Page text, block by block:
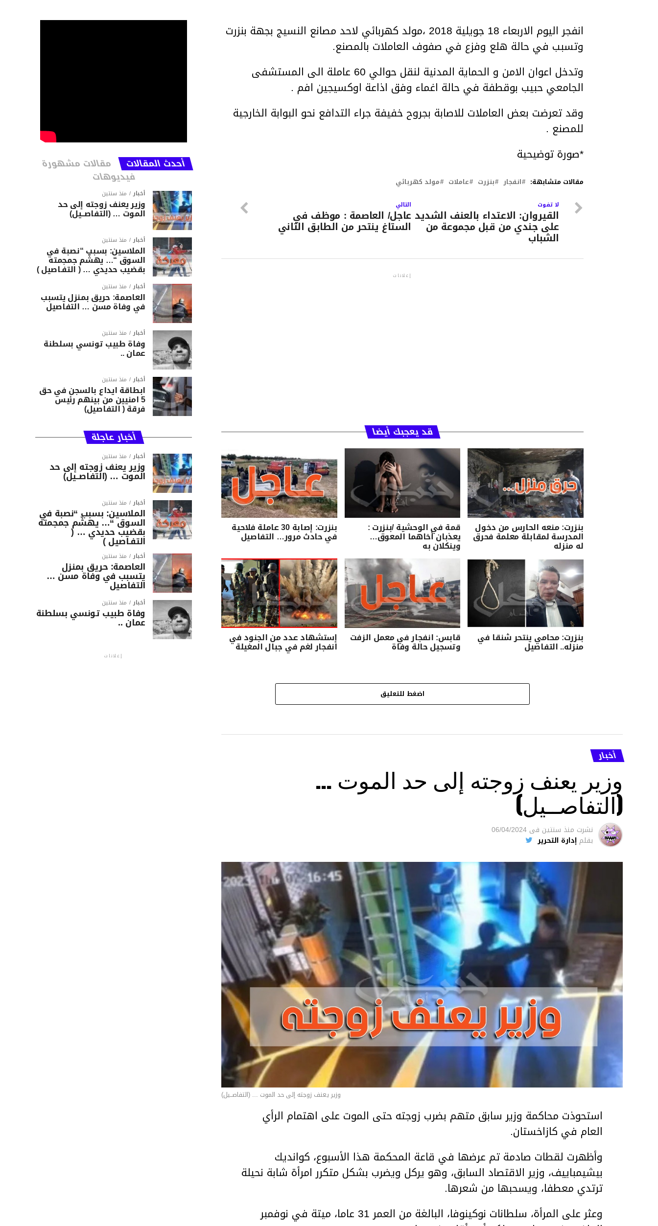
انفجر اليوم الاربعاء 18 جويلية 2018 ،مولد كهربائي لاحد مصانع النسيج بجهة بنزرت
وتسبب في حالة هلع وفزع في صفوف العاملات بالمصنع.
وتدخل اعوان الامن و الحماية المدنية لنقل حوالي 60 عاملة الى المستشفى
الجامعي حبيب بوقطفة في حالة اغماء وفق اذاعة اوكسيجين افم .
وقد تعرضت بعض العاملات للاصابة بجروح خفيفة جراء التدافع نحو البوابة الخارجية
للمصنع .
*صورة توضيحية
مقالات متشابهة: انفجار بنزرت عاملات مولد كهربائي
التالي
عاجل/ العاصمة : موظف في
الستاغ ينتحر من الطابق الثاني
لا تفوت
القيروان: الاعتداء بالعنف الشديد
على جندي من قبل مجموعة من
الشباب
إعلانات
قد يعجبك أيضا
بنزرت: منعه الحارس من دخول
المدرسة لمقابلة معلمة فحرق
له منزله
قمة في الوحشية /بنزرت :
يعذبان أخاهما المعوق…
وينكلان به
بنزرت: إصابة 30 عاملة فلاحية
في حادث مرور… التفاصيل
بنزرت: محامي ينتحر شنقا في
منزله.. التفاصيل
قابس: انفجار في معمل الزفت
وتسجيل حالة وفاة
إستشهاد عدد من الجنود في
انفجار لغم في جبال المغيلة
اضغط للتعليق
أخبار
وزير يعنف زوجته إلى حد الموت …
(التفاصــيل)
نشرت منذ سنتين فى 06/04/2024
بقلم إدارة التحرير
وزير يعنف زوجته إلى حد الموت ... (التفاصــيل)
استحوذت محاكمة وزير سابق متهم بضرب زوجته حتى الموت على اهتمام الرأي
العام في كازاخستان.
وأظهرت لقطات صادمة تم عرضها في قاعة المحكمة هذا الأسبوع، كوانديك
بيشيمباييف، وزير الاقتصاد السابق، وهو يركل ويضرب بشكل متكرر امرأة شابة نحيلة
ترتدي معطفا، ويسحبها من شعرها.
وعثر على المرأة، سلطانات نوكينوفا، البالغة من العمر 31 عاما، ميتة في نوفمبر
أحدث المقالات مقالات مشهورة
فيديوهات
أخبار منذ سنتين
وزير يعنف زوجته إلى حد
الموت … (التفاصــيل)
أخبار منذ سنتين
الملاسين: بسبب “نصبة في
السوق “… يهشّم جمجمته
بقضيب حديدي … ( التفـاصيل )
أخبار منذ سنتين
العاصمة: حريق بمنزل يتسبب
في وفاة مسن … التفاصيل
أخبار منذ سنتين
وفاة طبيب تونسي بسلطنة
عمان ..
أخبار منذ سنتين
ابطاقة ايداع بالسجن في حق
5 امنيين من بينهم رئيس
فرقة ( التفاصيل)
أخبار عاجلة
أخبار منذ سنتين
وزير يعنف زوجته إلى حد
الموت … (التفاصــيل)
أخبار منذ سنتين
الملاسين: بسبب “نصبة في
السوق “… يهشّم جمجمته
بقضيب حديدي … (
التفـاصيل )
أخبار منذ سنتين
العاصمة: حريق بمنزل
يتسبب في وفاة مسن …
التفاصيل
أخبار منذ سنتين
وفاة طبيب تونسي بسلطنة
عمان ..
إعلانات